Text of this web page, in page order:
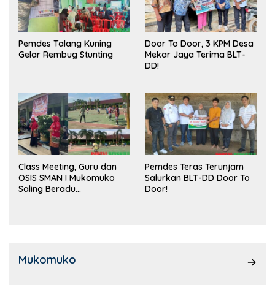
Pemdes Talang Kuning
Gelar Rembug Stunting
Door To Door, 3 KPM Desa
Mekar Jaya Terima BLT-
DD!
Class Meeting, Guru dan
OSIS SMAN I Mukomuko
Saling Beradu
Pemdes Teras Terunjam
Salurkan BLT-DD Door To
Door!
Mukomuko